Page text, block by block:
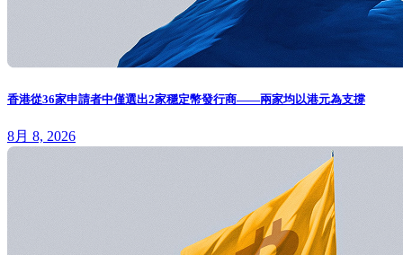
香港從36家申請者中僅選出2家穩定幣發行商——兩家均以港元為支撐
8月 8, 2026